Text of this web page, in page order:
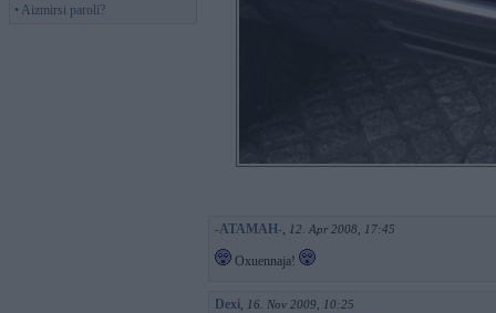
• Aizmirsi paroli?
-ATAMAH-, 12. Apr 2008, 17:45
Oxuennaja!
Dexi, 16. Nov 2009, 10:25